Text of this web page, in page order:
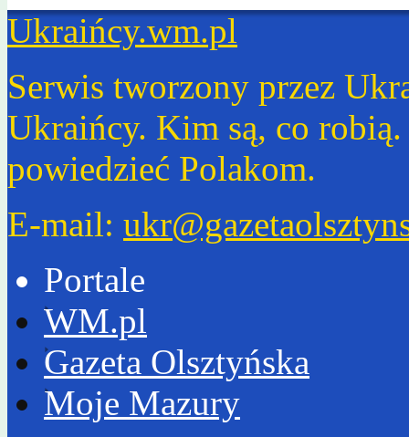
Ukraińcy.wm.pl
Serwis tworzony przez
Ukraińcy. Kim są, co
powiedzieć Polakom.
E-mail:
Portale
WM.pl
Gazeta Olsztyńska
Moje Mazury